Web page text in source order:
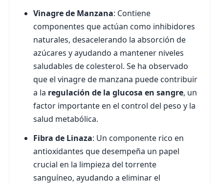
Vinagre de Manzana: Contiene
componentes que actúan como inhibidores
naturales, desacelerando la absorción de
azúcares y ayudando a mantener niveles
saludables de colesterol. Se ha observado
que el vinagre de manzana puede contribuir
a la regulación de la glucosa en sangre, un
factor importante en el control del peso y la
salud metabólica.
Fibra de Linaza: Un componente rico en
antioxidantes que desempeña un papel
crucial en la limpieza del torrente
sanguíneo, ayudando a eliminar el